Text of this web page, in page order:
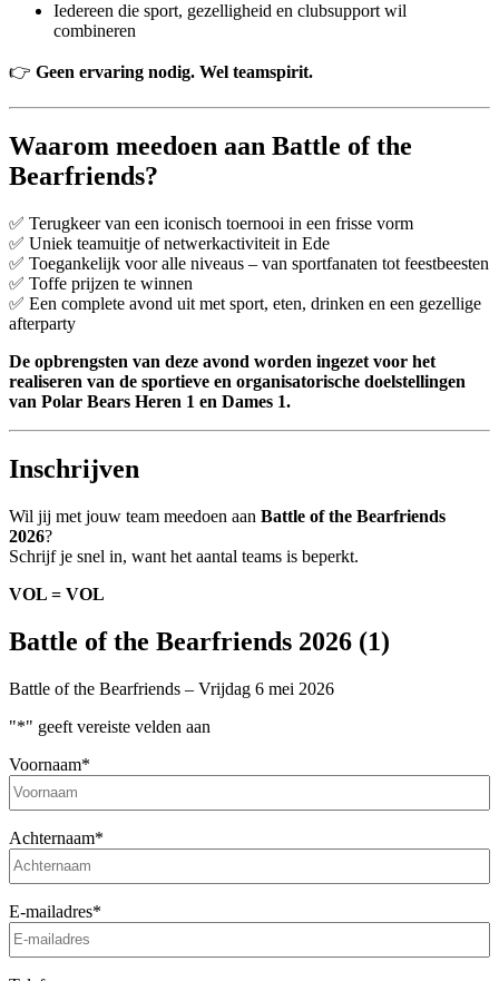
Iedereen die sport, gezelligheid en clubsupport wil
combineren
👉 Geen ervaring nodig. Wel teamspirit.
Waarom meedoen aan Battle of the
Bearfriends?
✅ Terugkeer van een iconisch toernooi in een frisse vorm
✅ Uniek teamuitje of netwerkactiviteit in Ede
✅ Toegankelijk voor alle niveaus – van sportfanaten tot feestbeesten
✅ Toffe prijzen te winnen
✅ Een complete avond uit met sport, eten, drinken en een gezellige
afterparty
De opbrengsten van deze avond worden ingezet voor het
realiseren van de sportieve en organisatorische doelstellingen
van Polar Bears Heren 1 en Dames 1.
Inschrijven
Wil jij met jouw team meedoen aan Battle of the Bearfriends
2026?
Schrijf je snel in, want het aantal teams is beperkt.
VOL = VOL
Battle of the Bearfriends 2026 (1)
Battle of the Bearfriends – Vrijdag 6 mei 2026
"*" geeft vereiste velden aan
Voornaam*
Achternaam*
E-mailadres*